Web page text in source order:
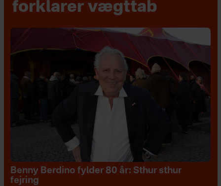
forklarer vægttab
Benny Berdino fylder 80 år: Sthur sthur
fejring